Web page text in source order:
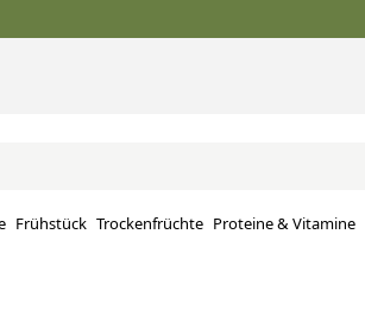
Frühstück Trockenfrüchte Proteine ​​& Vitamine